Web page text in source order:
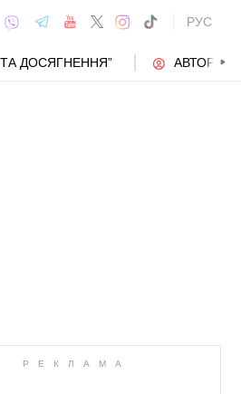
РУС
ТА ДОСЯГНЕННЯ” АВТОРИ